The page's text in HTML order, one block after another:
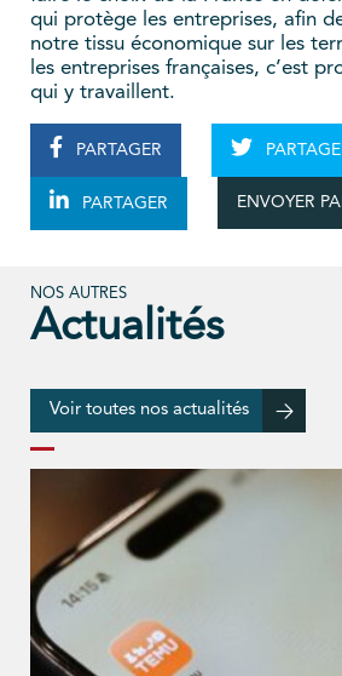
qui protège les entreprises, afin
notre tissu économique sur les
les entreprises françaises, c’est
qui y travaillent.
PARTAGER
PARTAGER ENVOYER
NOS AUTRES
Actualités
Voir toutes nos actualités